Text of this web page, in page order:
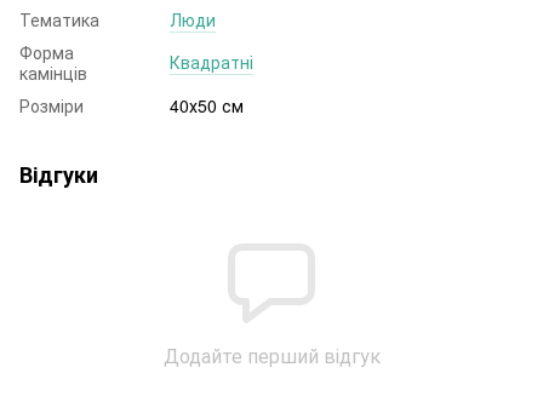
Тематика
Люди
Форма
камінців
Квадратні
Розміри
40х50 см
Відгуки
Додайте перший відгук